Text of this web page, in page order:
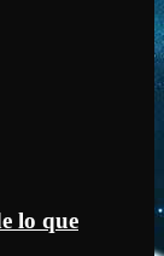
lo que